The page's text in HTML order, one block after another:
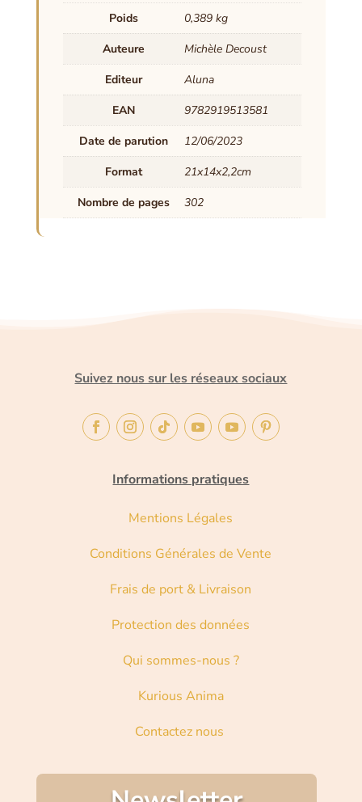
Poids
0,389 kg
Auteure
Michèle Decoust
Editeur
Aluna
EAN
9782919513581
Date de parution
12/06/2023
Format
21x14x2,2cm
Nombre de pages
302
Suivez nous sur les réseaux sociaux
Informations pratiques
Mentions Légales
Conditions Générales de Vente
Frais de port & Livraison
Protection des données
Qui sommes-nous ?
Kurious Anima
Contactez nous